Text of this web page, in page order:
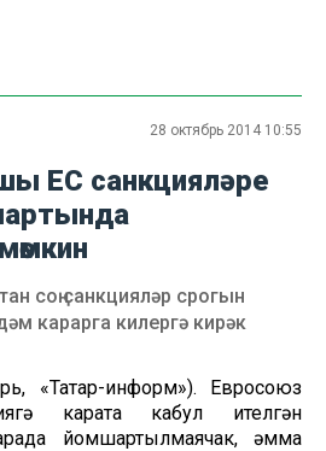
28 октябрь 2014 10:55
ЕС санкцияләре
соң санкцияләр срогын
карарга килергә кирәк
«Татар-информ»). Евросоюз
карата кабул ителгән
йомшартылмаячак, әмма